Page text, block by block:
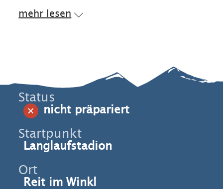
mehr lesen
Status
nicht präpariert
Startpunkt
Langlaufstadion
Ort
Reit im Winkl